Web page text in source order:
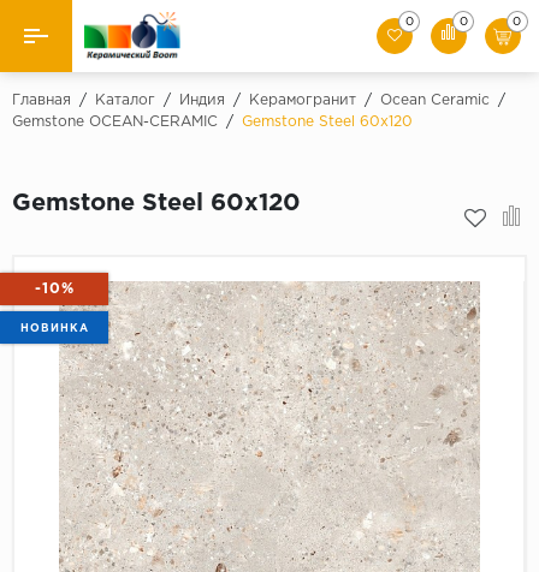
Назад
Керамическая плитка
Мозаики
Искусственный камень
Клинкер
0 0 0
Главная / Каталог / Индия / Керамогранит / Ocean Ceramic
/
Gemstone OCEAN-CERAMIC
/ Gemstone Steel 60х120
Gemstone Steel 60х120
-10%
НОВИНКА